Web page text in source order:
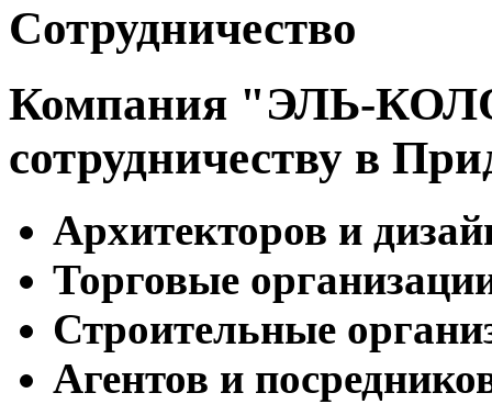
Сотрудничество
Компания "ЭЛЬ-
сотрудничеству в
Архитекторов и
Торговые
Строительные
Агентов и